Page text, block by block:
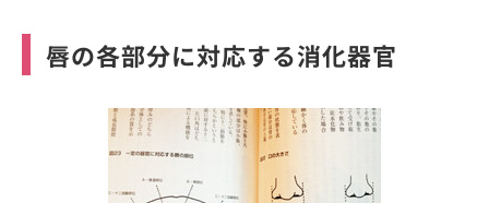
唇の各部分に対応する消化器官